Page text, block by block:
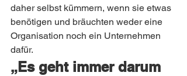
daher selbst kümmern, wenn sie etwas
benötigen und bräuchten weder eine
Organisation noch ein Unternehmen
dafür.
„Es geht immer darum